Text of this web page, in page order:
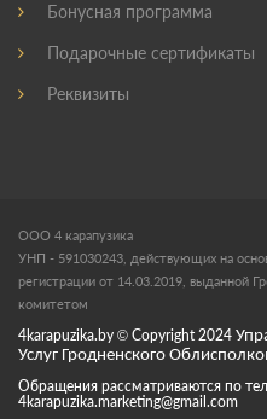
Бонусная программа
Подарочные сертификаты
Реквизиты
ООО 4 карапузика
УНП - 591030243, действующих на
регистрации от 14.03.2019, выданной
комитетом
4karapuzika.by © Copyright 2024
Услуг Гродненского
Обращения рассматриваются по
4karapuzika.marketing@gmail.com